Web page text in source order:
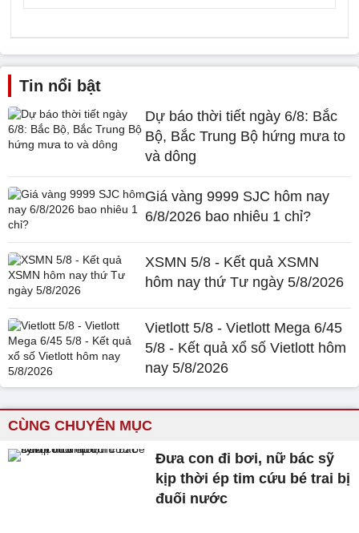
Tin nổi bật
Dự báo thời tiết ngày 6/8: Bắc
Bộ, Bắc Trung Bộ hứng mưa to
và dông
Giá vàng 9999 SJC hôm nay
6/8/2026 bao nhiêu 1 chỉ?
XSMN 5/8 - Kết quả XSMN
hôm nay thứ Tư ngày 5/8/2026
Vietlott 5/8 - Vietlott Mega 6/45
5/8 - Kết quả xổ số Vietlott hôm
nay 5/8/2026
CÙNG CHUYÊN MỤC
Đưa con đi bơi, nữ bác sỹ
kịp thời ép tim cứu bé trai bị
đuối nước